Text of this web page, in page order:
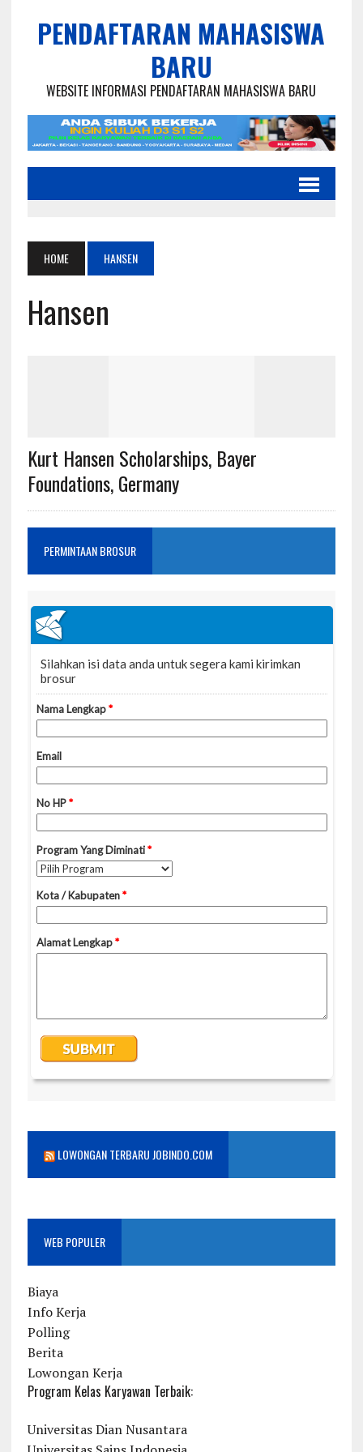
PENDAFTARAN MAHASISWA
BARU
WEBSITE INFORMASI PENDAFTARAN MAHASISWA BARU
HOME HANSEN
Hansen
Kurt Hansen Scholarships, Bayer
Foundations, Germany
PERMINTAAN BROSUR
LOWONGAN TERBARU JOBINDO.COM
WEB POPULER
Biaya
Info Kerja
Polling
Berita
Lowongan Kerja
Program Kelas Karyawan Terbaik:
Universitas Dian Nusantara